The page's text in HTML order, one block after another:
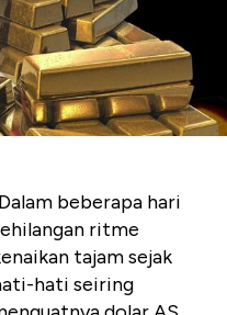
Dalam beberapa hari
ritme
tajam sejak
hati seiring